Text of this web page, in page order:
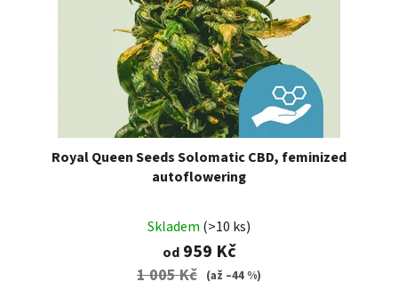
Royal Queen Seeds Solomatic CBD, feminized
autoflowering
Skladem (>10 ks)
od959 Kč
1 005 Kč (až –44 %)